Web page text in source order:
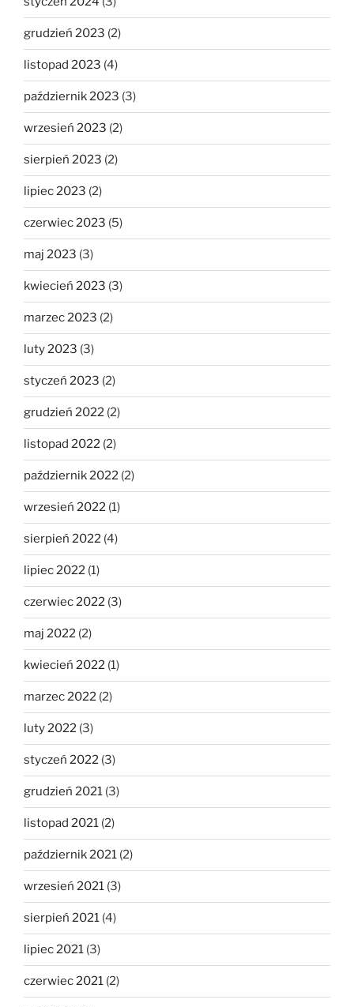
grudzień 2023 (2)
listopad 2023 (4)
październik 2023 (3)
wrzesień 2023 (2)
sierpień 2023 (2)
lipiec 2023 (2)
czerwiec 2023 (5)
maj 2023 (3)
kwiecień 2023 (3)
marzec 2023 (2)
luty 2023 (3)
styczeń 2023 (2)
grudzień 2022 (2)
listopad 2022 (2)
październik 2022 (2)
wrzesień 2022 (1)
sierpień 2022 (4)
lipiec 2022 (1)
czerwiec 2022 (3)
maj 2022 (2)
kwiecień 2022 (1)
marzec 2022 (2)
luty 2022 (3)
styczeń 2022 (3)
grudzień 2021 (3)
listopad 2021 (2)
październik 2021 (2)
wrzesień 2021 (3)
sierpień 2021 (4)
lipiec 2021 (3)
czerwiec 2021 (2)